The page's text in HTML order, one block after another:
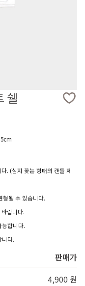
쉘
. (심지 꽂는 형태의 캔들 제
형될 수 있습니다.
랍니다.
능합니다.
니다.
판매가
4,900 원